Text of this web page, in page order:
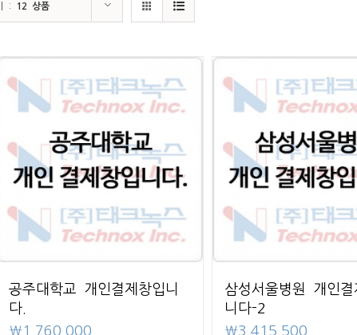
: 12 상품
공주대학교 개인결제창입니
다.
₩1,760,000
삼성서울병원 개인결
니다-2
₩3,415,500